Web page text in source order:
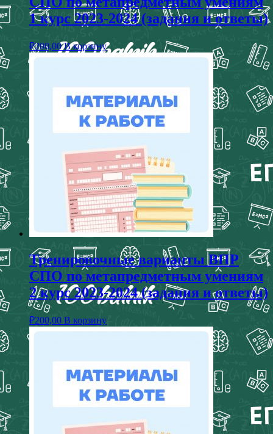
1 курс 2023-2024 (задания и ответы)
₽200,00 В корзину
Тренировочные варианты ВПР
СПО по метапредметным умениям
2 курс 2023-2024 (задания и ответы)
₽200,00 В корзину